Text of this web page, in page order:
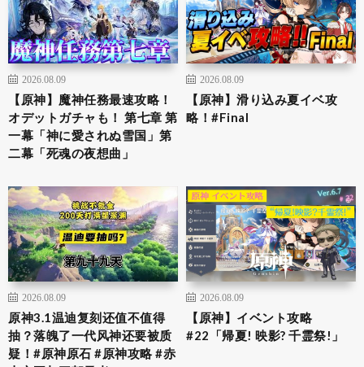
2026.08.09
【原神】魔神任務最速攻略！
オデットガチャも！ 第七章 第
一幕「神に愛されぬ雪国」第
二幕「死魂の夜想曲」
2026.08.09
【原神】滑り込み夏イベ攻
略！#Final
2026.08.09
原神3.1温迪复刻还值不值得
抽？落魄了一代风神还要被质
疑！#原神原石 #原神攻略 #赤
2026.08.09
【原神】イベント攻略
#22「帰夏! 映影? 千霊祭!」